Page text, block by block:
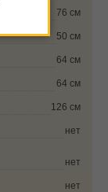
76 см
50 см
64 см
64 см
126 см
нет
нет
нет